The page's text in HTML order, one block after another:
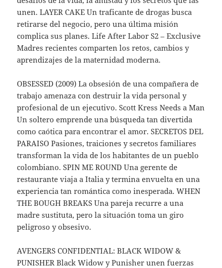
unen. LAYER CAKE Un traficante de drogas busca
retirarse del negocio, pero una última misión
complica sus planes. Life After Labor S2 – Exclusive
Madres recientes comparten los retos, cambios y
aprendizajes de la maternidad moderna.
OBSESSED (2009) La obsesión de una compañera de
trabajo amenaza con destruir la vida personal y
profesional de un ejecutivo. Scott Kress Needs a Man
Un soltero emprende una búsqueda tan divertida
como caótica para encontrar el amor. SECRETOS DEL
PARAISO Pasiones, traiciones y secretos familiares
transforman la vida de los habitantes de un pueblo
colombiano. SPIN ME ROUND Una gerente de
restaurante viaja a Italia y termina envuelta en una
experiencia tan romántica como inesperada. WHEN
THE BOUGH BREAKS Una pareja recurre a una
madre sustituta, pero la situación toma un giro
peligroso y obsesivo.
AVENGERS CONFIDENTIAL: BLACK WIDOW &
PUNISHER Black Widow y Punisher unen fuerzas